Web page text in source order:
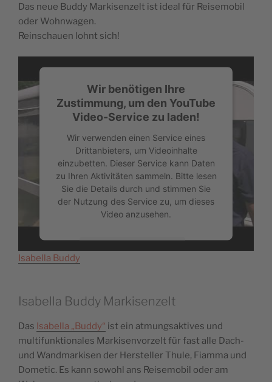
Das neue Buddy Markisenzelt ist ideal für Reisemobil
oder Wohnwagen.
Reinschauen lohnt sich!
Wir benötigen Ihre
Zustimmung, um den YouTube
Video-Service zu laden!
Wir verwenden einen Service eines
Drittanbieters, um Videoinhalte
einzubetten. Dieser Service kann Daten
zu Ihren Aktivitäten sammeln. Bitte lesen
Sie die Details durch und stimmen Sie
der Nutzung des Service zu, um dieses
Video anzusehen.
Mehr Informationen
powered byUsercentrics Consent
Isabella Buddy
Isabella Buddy Markisenzelt
Das Isabella „Buddy“ ist ein atmungsaktives und
multifunktionales Markisenvorzelt für fast alle Dach-
und Wandmarkisen der Hersteller Thule, Fiamma und
Dometic. Es kann sowohl ans Reisemobil oder am